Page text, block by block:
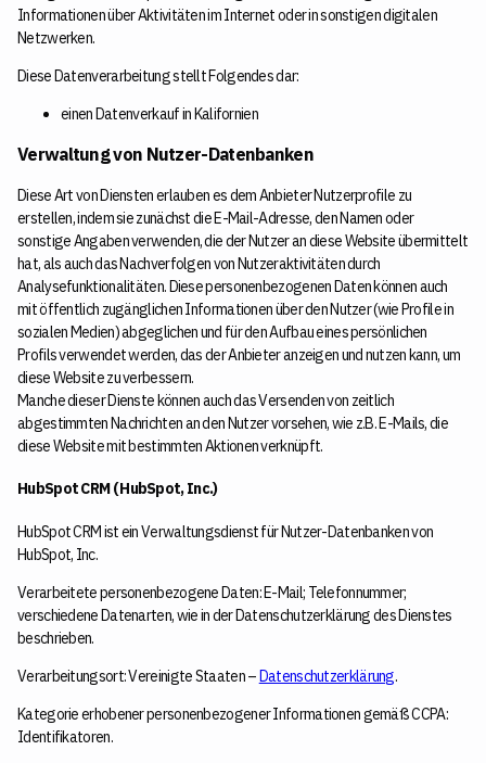
Informationen über Aktivitäten im Internet oder in sonstigen digitalen
Netzwerken.
Diese Datenverarbeitung stellt Folgendes dar:
einen Datenverkauf in Kalifornien
Verwaltung von Nutzer-Datenbanken
Diese Art von Diensten erlauben es dem Anbieter Nutzerprofile zu
erstellen, indem sie zunächst die E-Mail-Adresse, den Namen oder
sonstige Angaben verwenden, die der Nutzer an diese Website übermittelt
hat, als auch das Nachverfolgen von Nutzeraktivitäten durch
Analysefunktionalitäten. Diese personenbezogenen Daten können auch
mit öffentlich zugänglichen Informationen über den Nutzer (wie Profile in
sozialen Medien) abgeglichen und für den Aufbau eines persönlichen
Profils verwendet werden, das der Anbieter anzeigen und nutzen kann, um
diese Website zu verbessern.
Manche dieser Dienste können auch das Versenden von zeitlich
abgestimmten Nachrichten an den Nutzer vorsehen, wie z.B. E-Mails, die
diese Website mit bestimmten Aktionen verknüpft.
HubSpot CRM ( HubSpot, Inc.)
HubSpot CRM ist ein Verwaltungsdienst für Nutzer-Datenbanken von
HubSpot, Inc.
Verarbeitete personenbezogene Daten: E-Mail; Telefonnummer;
verschiedene Datenarten, wie in der Datenschutzerklärung des Dienstes
beschrieben.
Verarbeitungsort: Vereinigte Staaten –Datenschutzerklärung.
Kategorie erhobener personenbezogener Informationen gemäß CCPA:
Identifikatoren.